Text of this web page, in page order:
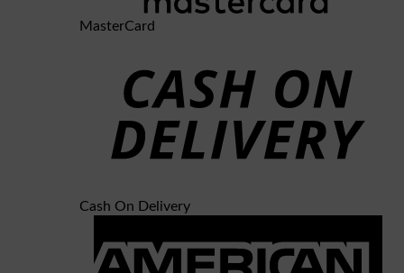
MasterCard
Cash On Delivery